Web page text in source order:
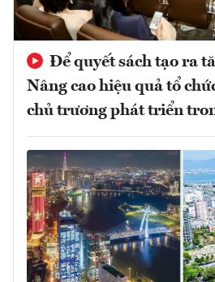
Để quyết sách tạo ra
Nâng cao hiệu quả tổ
chủ trương phát triển